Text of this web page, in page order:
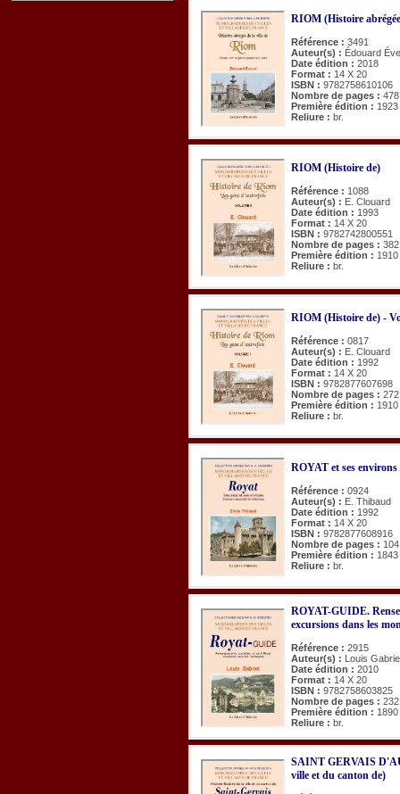
RIOM (Histoire
Référence : 3491
Auteur(s) : Édouard
Date édition : 2018
Format : 14 X 20
ISBN : 9782758610106
Nombre de pages : 478
Première édition : 1923
Reliure : br.
RIOM (Histoire de)
Référence : 1088
Auteur(s) : E. Clouard
Date édition : 1993
Format : 14 X 20
ISBN : 9782742800551
Nombre de pages : 382
Première édition : 1910
Reliure : br.
RIOM (Histoire de) -
Référence : 0817
Auteur(s) : E. Clouard
Date édition : 1992
Format : 14 X 20
ISBN : 9782877607698
Nombre de pages : 272
Première édition : 1910
Reliure : br.
ROYAT et ses environs
Référence : 0924
Auteur(s) : E. Thibaud
Date édition : 1992
Format : 14 X 20
ISBN : 9782877608916
Nombre de pages : 104
Première édition : 1843
Reliure : br.
ROYAT-GUIDE.
excursions dans les
Référence : 2915
Auteur(s) : Louis
Date édition : 2010
Format : 14 X 20
ISBN : 9782758603825
Nombre de pages : 232
Première édition : 1890
Reliure : br.
SAINT GERVAIS
ville et du canton de)